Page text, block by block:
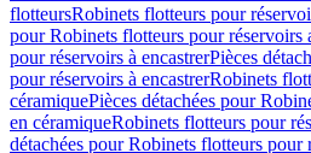
flotteursRobinets flotteurs pour
pour Robinets flotteurs pour réservoirs
pour réservoirs à encastrerPièces
pour réservoirs à encastrerRobinets
céramiquePièces détachées pour
en céramiqueRobinets flotteurs pour
détachées pour Robinets flotteurs pour